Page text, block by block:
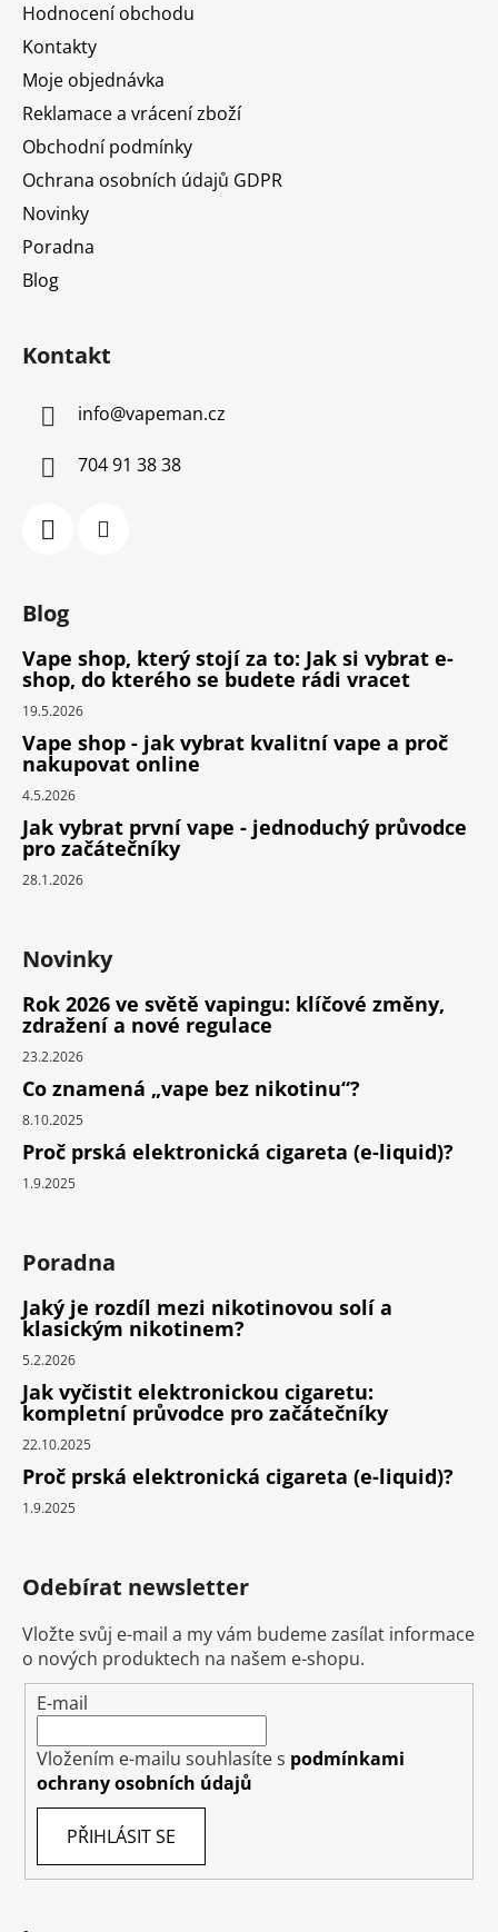
Hodnocení obchodu
Kontakty
Moje objednávka
Reklamace a vrácení zboží
Obchodní podmínky
Ochrana osobních údajů GDPR
Novinky
Poradna
Blog
Kontakt
info@vapeman.cz
704 91 38 38
Blog
Vape shop, který stojí za to: Jak si vybrat e-
shop, do kterého se budete rádi vracet
19.5.2026
Vape shop - jak vybrat kvalitní vape a proč
nakupovat online
4.5.2026
Jak vybrat první vape - jednoduchý průvodce
pro začátečníky
28.1.2026
Novinky
Rok 2026 ve světě vapingu: klíčové změny,
zdražení a nové regulace
23.2.2026
Co znamená „vape bez nikotinu“?
8.10.2025
Proč prská elektronická cigareta (e-liquid)?
1.9.2025
Poradna
Jaký je rozdíl mezi nikotinovou solí a
klasickým nikotinem?
5.2.2026
Jak vyčistit elektronickou cigaretu:
kompletní průvodce pro začátečníky
22.10.2025
Proč prská elektronická cigareta (e-liquid)?
1.9.2025
Odebírat newsletter
Vložte svůj e-mail a my vám budeme zasílat informace
o nových produktech na našem e-shopu.
E-mail
Vložením e-mailu souhlasíte s podmínkami
ochrany osobních údajů
PŘIHLÁSIT SE